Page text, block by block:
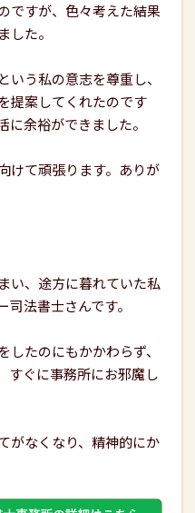
ですが、色々考えた結果
した。
う私の意志を尊重し、
提案してくれたのです
余裕ができました。
けて頑張ります。ありが
い、途方に暮れていた私
法書士さんです。
たのにもかかわらず、
すぐに事務所にお邪魔し
がなくなり、精神的にか